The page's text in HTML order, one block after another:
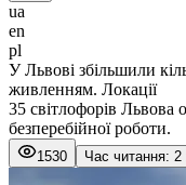
ua
en
pl
У Львові збільшили
живленням. Локації
35 світлофорів
безперебійної роботи.
1530 Час читання: 2